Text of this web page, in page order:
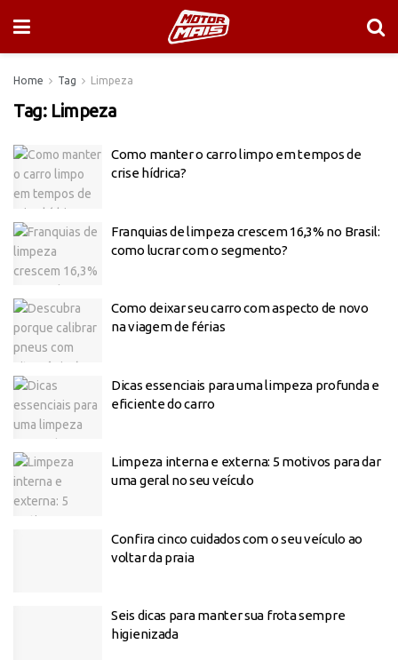
Home Tag Limpeza
Tag: Limpeza
Como manter o carro limpo em tempos de
crise hídrica?
Franquias de limpeza crescem 16,3% no Brasil:
como lucrar com o segmento?
Como deixar seu carro com aspecto de novo
na viagem de férias
Dicas essenciais para uma limpeza profunda e
eficiente do carro
Limpeza interna e externa: 5 motivos para dar
uma geral no seu veículo
Confira cinco cuidados com o seu veículo ao
voltar da praia
Seis dicas para manter sua frota sempre
higienizada